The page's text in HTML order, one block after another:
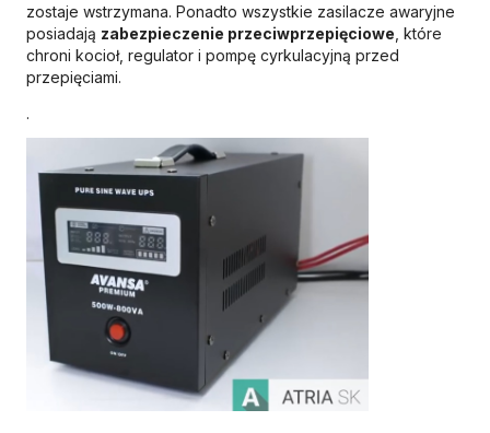
zostaje wstrzymana. Ponadto wszystkie zasilacze awaryjne
posiadają zabezpieczenie przeciwprzepięciowe , które
chroni kocioł, regulator i pompę cyrkulacyjną przed
przepięciami.
.